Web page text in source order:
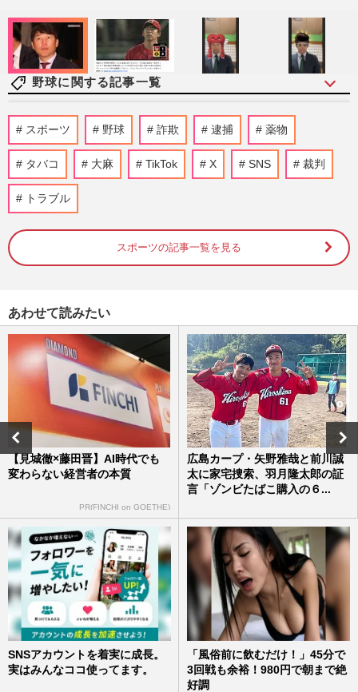
野球に関する記事一覧
阪神タイガース・元山飛優の落球エラーに
DeNA・牧秀悟もビックリ！2連覇目指す
藤川球児監督の“泣きどころ…
週刊女性PRIME 2026/8/7
大は「反対」も、甲子園で投げ合った斎藤
佑樹は「大賛成」引退後の…
週刊女性PRIME 2026/8/6
《全国高等学校野球選手権大会》“夏の甲
子園7回制”「意識朦朧でも頑張れ」酷暑の
高校野球、変わったこと…
週刊女性2026年8月18日・25日号 2026/8/5
「第108回全国高校野球選手権大会」開幕
も巨人・田中将大は「ドームじゃダメな
の？」日本高野連が甲子園開…
週刊女性PRIME 2026/8/5
《甲子園》広陵高校・明徳義塾・PL学
園…高校野球に蔓延る“暴力体質”が変わら
ないワケを専門家が分析「課…
週刊女性2025年9月2日号 2026/8/5
スポーツ 野球 詐欺 逮捕 薬物
タバコ 大麻 TikTok X SNS 裁判
トラブル
スポーツの記事一覧を見る
あわせて読みたい
【見城徹×藤田晋】AI時代でも
変わらない経営者の本質
PR(FINCHI on GOETHE)
広島カープ・矢野雅哉と前川誠
太に家宅捜索、羽月隆太郎の証
言「ゾンビたばこ購入の６...
SNSアカウントを着実に成長。
実はみんなココ使ってます。
「風俗前に飲むだけ！」45分で
3回戦も余裕！980円で朝まで絶
好調